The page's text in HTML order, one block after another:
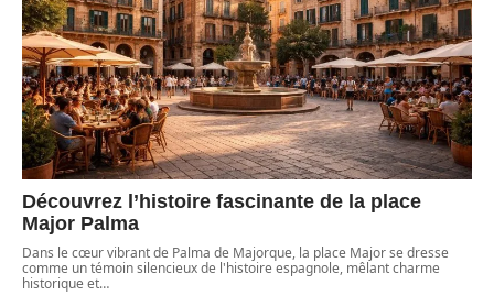
Découvrez l’histoire fascinante de la place
Major Palma
Dans le cœur vibrant de Palma de Majorque, la place Major se dresse
comme un témoin silencieux de l'histoire espagnole, mêlant charme
historique et…